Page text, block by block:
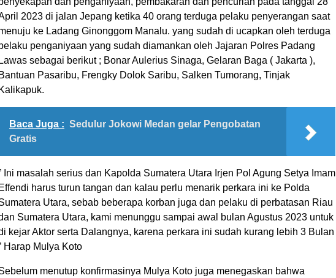
2023 di jalan Jepang ketika 40 orang terduga pelaku penyerangan saat
ke Ladang Ginonggom Manalu. yang sudah di ucapkan oleh terduga
penganiyaan yang sudah diamankan oleh Jajaran Polres Padang
Lawas sebagai berikut ; Bonar Aulerius Sinaga, Gelaran Baga ( Jakarta ),
Bantuan Pasaribu, Frengky Dolok Saribu, Salken Tumorang, Tinjak
Kalikapuk.
Baca Juga : Sedulur Jokowi Medan gelar Pengobatan
Gratis
Ini masalah serius dan Kapolda Sumatera Utara Irjen Pol Agung Setya Imam
Effendi harus turun tangan dan kalau perlu menarik perkara ini ke Polda
Utara, sebab beberapa korban juga dan pelaku di perbatasan Riau
Sumatera Utara, kami menunggu sampai awal bulan Agustus 2023 untuk
kejar Aktor serta Dalangnya, karena perkara ini sudah kurang lebih 3 Bulan
Harap Mulya Koto
menutup konfirmasinya Mulya Koto juga menegaskan bahwa